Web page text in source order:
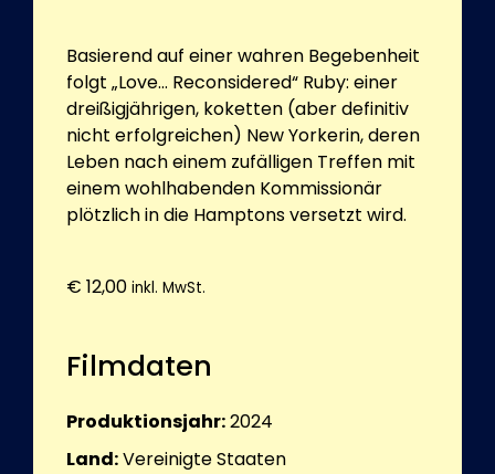
Basierend auf einer wahren Begebenheit
folgt „Love... Reconsidered“ Ruby: einer
dreißigjährigen, koketten (aber definitiv
nicht erfolgreichen) New Yorkerin, deren
Leben nach einem zufälligen Treffen mit
einem wohlhabenden Kommissionär
plötzlich in die Hamptons versetzt wird.
€ 12,00 inkl. MwSt.
Filmdaten
Produktionsjahr:2024
Land:Vereinigte Staaten